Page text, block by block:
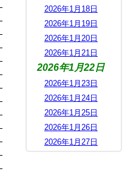
2026年1月18日
2026年1月19日
2026年1月20日
2026年1月21日
2026年1月22日
2026年1月23日
2026年1月24日
2026年1月25日
2026年1月26日
2026年1月27日